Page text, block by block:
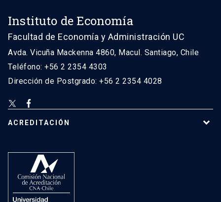
Instituto de Economía
Facultad de Economía y Administración UC
Avda. Vicuña Mackenna 4860, Macul. Santiago, Chile
Teléfono: +56 2 2354 4303
Dirección de Postgrado: +56 2 2354 4028
ACREDITACIÓN